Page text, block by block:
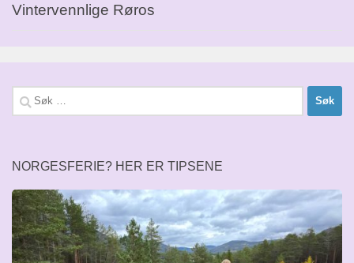
Vintervennlige Røros
Søk
etter:
NORGESFERIE? HER ER TIPSENE